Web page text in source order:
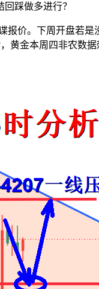
踩做多进行？
价。下周开盘若
黄金本周四非农数